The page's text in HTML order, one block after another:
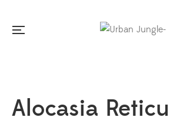
Alocasia